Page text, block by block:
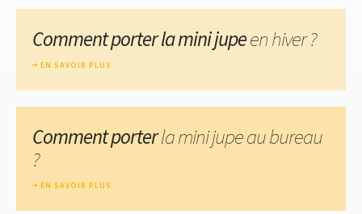
Comment porter la mini jupeen hiver ?
EN SAVOIR PLUS
Comment porterla mini jupe au bureau
?
EN SAVOIR PLUS